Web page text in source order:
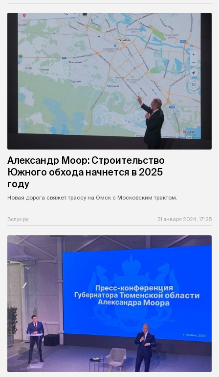
Александр Моор: Строительство
Южного обхода начнется в 2025
году
Новая дорога свяжет трассу на Омск с Московским трактом.
Вслух.ру 31 января 2024, 17:25